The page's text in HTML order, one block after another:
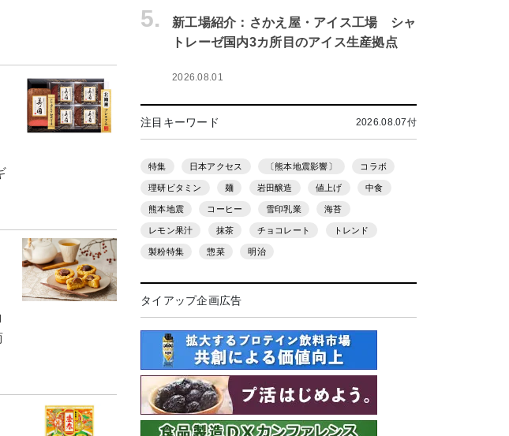
5.
新工場紹介：さかえ屋・アイス工場 シャ
トレーゼ国内3カ所目のアイス生産拠点
2026.08.01
注目キーワード 2026.08.07付
特集 日本アクセス 〔熊本地震影響〕 コラボ
理研ビタミン 麺 岩田醸造 値上げ 中食
熊本地震 コーヒー 雪印乳業 海苔
レモン果汁 抹茶 チョコレート トレンド
製粉特集 惣菜 明治
タイアップ企画広告